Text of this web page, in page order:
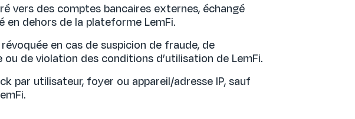
vers des comptes bancaires externes, échangé
dehors de la plateforme LemFi.
en cas de suspicion de fraude, de
de violation des conditions d’utilisation de LemFi.
par utilisateur, foyer ou appareil/adresse IP, sauf